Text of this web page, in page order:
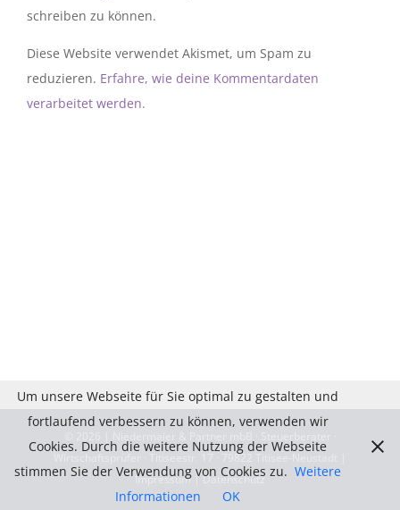
schreiben zu können.
Diese Website verwendet Akismet, um Spam zu
reduzieren. Erfahre, wie deine Kommentardaten
verarbeitet werden.
Wirtschaftsprüfer · Titiseestr. 17 · 79822 Titisee-Neustadt |
Impressum|Datenschutz
Um unsere Webseite für Sie optimal zu gestalten und
fortlaufend verbessern zu können, verwenden wir
Cookies. Durch die weitere Nutzung der Webseite
stimmen Sie der Verwendung von Cookies zu. Weitere
Informationen
OK